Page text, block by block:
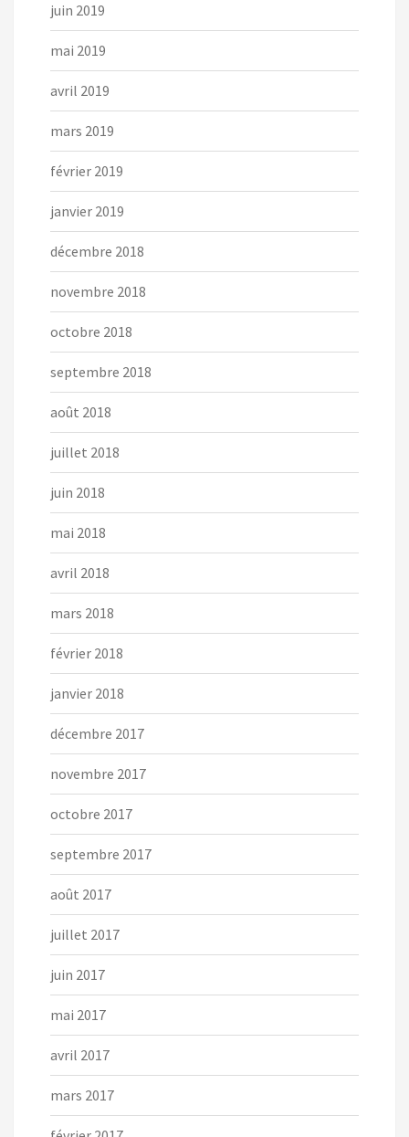
juin 2019
mai 2019
avril 2019
mars 2019
février 2019
janvier 2019
décembre 2018
novembre 2018
octobre 2018
septembre 2018
août 2018
juillet 2018
juin 2018
mai 2018
avril 2018
mars 2018
février 2018
janvier 2018
décembre 2017
novembre 2017
octobre 2017
septembre 2017
août 2017
juillet 2017
juin 2017
mai 2017
avril 2017
mars 2017